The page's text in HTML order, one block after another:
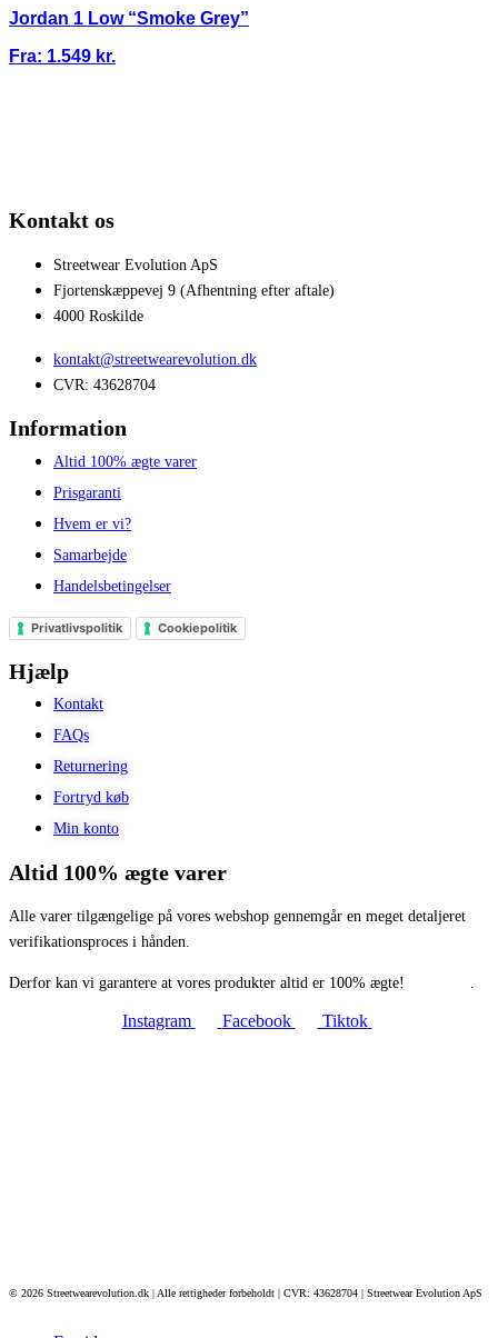
Jordan 1 Low “Smoke Grey”
Fra: 1.549 kr.
Kontakt os
Streetwear Evolution ApS
Fjortenskæppevej 9 (Afhentning efter aftale)
4000 Roskilde
kontakt@streetwearevolution.dk
CVR: 43628704
Information
Altid 100% ægte varer
Prisgaranti
Hvem er vi?
Samarbejde
Handelsbetingelser
Privatlivspolitik Cookiepolitik
Hjælp
Kontakt
FAQs
Returnering
Fortryd køb
Min konto
Altid 100% ægte varer
Alle varer tilgængelige på vores webshop gennemgår en meget detaljeret
verifikationsproces i hånden.
Derfor kan vi garantere at vores produkter altid er 100% ægte! .
Instagram Facebook Tiktok
© 2026 Streetwearevolution.dk | Alle rettigheder forbeholdt | CVR: 43628704 | Streetwear Evolution ApS